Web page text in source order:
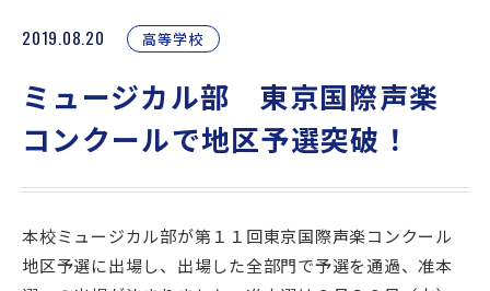
2019.08.20 高等学校
ミュージカル部 東京国際声楽
コンクールで地区予選突破！
本校ミュージカル部が第１１回東京国際声楽コンクール
地区予選に出場し、出場した全部門で予選を通過、准本